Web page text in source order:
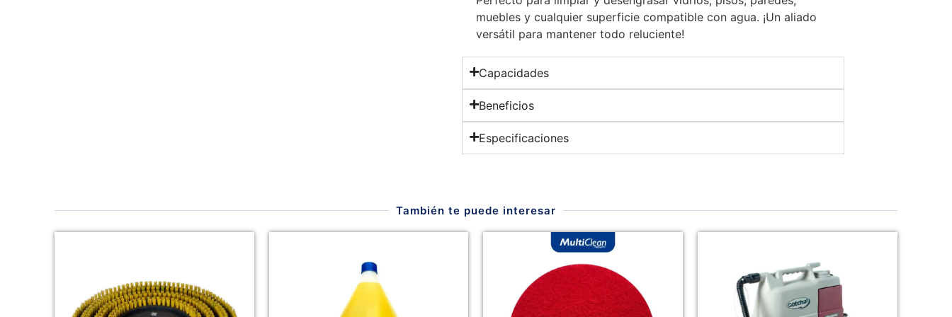
muebles y cualquier superficie compatible con agua. ¡Un aliado
versátil para mantener todo reluciente!
Capacidades
Beneficios
Especificaciones
También te puede interesar